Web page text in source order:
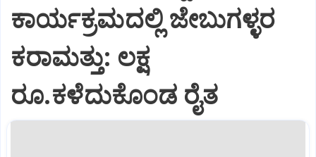
ಕಾರ್ಯಕ್ರಮದಲ್ಲಿ ಜೇಬುಗಳ್ಳರ
ಕರಾಮತ್ತು: ಲಕ್ಷ
ರೂ.ಕಳೆದುಕೊಂಡ ರೈತ